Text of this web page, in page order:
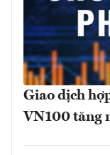
Giao dịch
VN100 tăng